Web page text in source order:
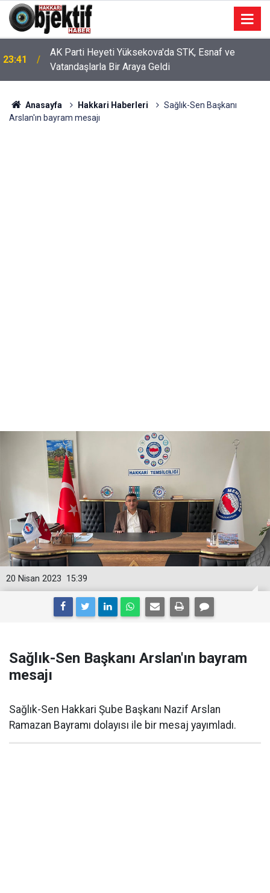
23:41
AK Parti Heyeti Yüksekova'da STK, Esnaf ve
Vatandaşlarla Bir Araya Geldi
Anasayfa Hakkari Haberleri
Sağlık-Sen Başkanı
Arslan'ın bayram mesajı
15:39
20 Nisan 2023
Sağlık-Sen Başkanı Arslan'ın bayram
mesajı
Sağlık-Sen Hakkari Şube Başkanı Nazif Arslan
Ramazan Bayramı dolayısı ile bir mesaj yayımladı.